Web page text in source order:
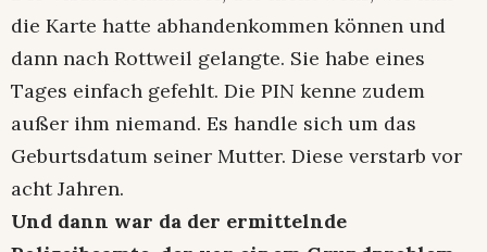
die Karte hatte abhandenkommen können und
dann nach Rottweil gelangte. Sie habe eines
Tages einfach gefehlt. Die PIN kenne zudem
außer ihm niemand. Es handle sich um das
Geburtsdatum seiner Mutter. Diese verstarb vor
acht Jahren.
Und dann war da der ermittelnde